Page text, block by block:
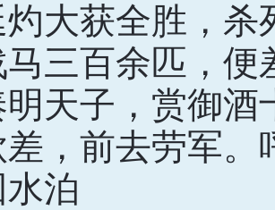
大获全胜，杀
马三百余匹，
天子，赏御酒
，前去劳军。
泊